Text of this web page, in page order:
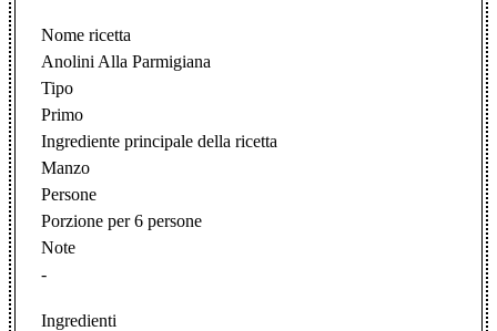
Nome ricetta
Anolini Alla Parmigiana
Tipo
Primo
Ingrediente principale della ricetta
Manzo
Persone
Porzione per 6 persone
Note
-
Ingredienti